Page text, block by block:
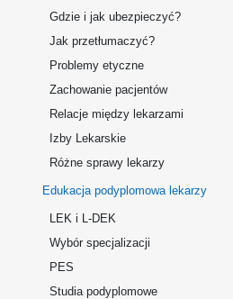
Gdzie i jak ubezpieczyć?
Jak przetłumaczyć?
Problemy etyczne
Zachowanie pacjentów
Relacje między lekarzami
Izby Lekarskie
Różne sprawy lekarzy
Edukacja podyplomowa lekarzy
LEK i L-DEK
Wybór specjalizacji
PES
Studia podyplomowe